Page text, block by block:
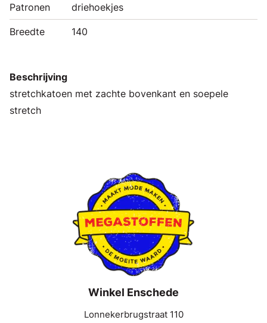
Patronen driehoekjes
Breedte 140
Beschrijving
stretchkatoen met zachte bovenkant en soepele
stretch
Winkel Enschede
Lonnekerbrugstraat 110